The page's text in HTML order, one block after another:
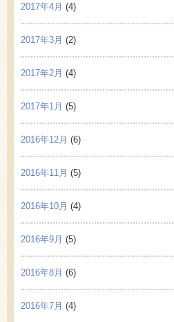
2017年4月 (4)
2017年3月 (2)
2017年2月 (4)
2017年1月 (5)
2016年12月 (6)
2016年11月 (5)
2016年10月 (4)
2016年9月 (5)
2016年8月 (6)
2016年7月 (4)